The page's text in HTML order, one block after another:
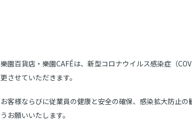
樂園百貨店・樂園CAFÉは、新型コロナウイルス感染症（
更させていただきます。
お客様ならびに従業員の健康と安全の確保、感染拡大防止
うお願いいたします。